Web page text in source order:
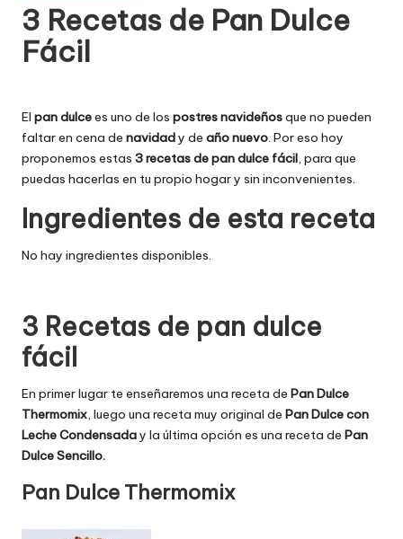
3 Recetas de Pan Dulce
Fácil
El pan dulcees uno de los postres navideñosque no pueden
faltar en cena de navidady de año nuevo. Por eso hoy
proponemos estas 3 recetas de pan dulce fácil, para que
puedas hacerlas en tu propio hogar y sin inconvenientes.
Ingredientes de esta receta
No hay ingredientes disponibles.
3 Recetas de pan dulce
fácil
En primer lugar te enseñaremos una receta de Pan Dulce
Thermomix, luego una receta muy original de Pan Dulce con
Leche Condensaday la última opción es una receta de Pan
Dulce Sencillo.
Pan Dulce Thermomix